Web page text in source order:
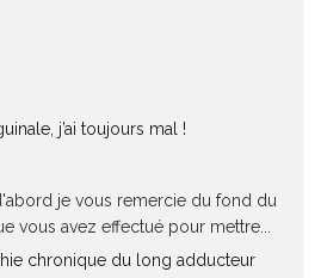
j’ai toujours mal !
je vous remercie du fond du
vous avez effectué pour mettre...
chronique du long adducteur